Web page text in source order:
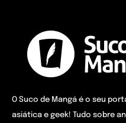
O Suco de Mangá é o seu
asiática e geek! Tudo sobre